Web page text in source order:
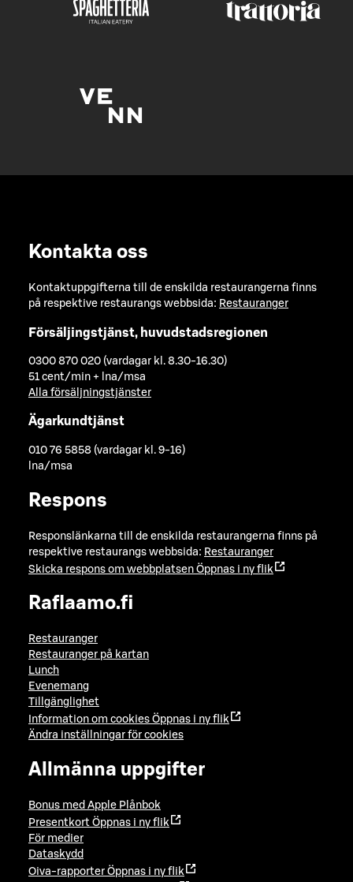
Kontakta oss
Kontaktuppgifterna till de enskilda restaurangerna finns
på respektive restaurangs webbsida: Restauranger
Försäljingstjänst, huvudstadsregionen
0300 870 020 (vardagar kl. 8.30-16.30)
51 cent/min + lna/msa
Alla försäljningstjänster
Ägarkundtjänst
010 76 5858 (vardagar kl. 9-16)
lna/msa
Respons
Responslänkarna till de enskilda restaurangerna finns på
respektive restaurangs webbsida: Restauranger
Skicka respons om webbplatsen Öppnas i ny flik
Raflaamo.fi
Restauranger
Restauranger på kartan
Lunch
Evenemang
Tillgänglighet
Information om cookies Öppnas i ny flik
Ändra inställningar för cookies
Allmänna uppgifter
Bonus med Apple Plånbok
Presentkort Öppnas i ny flik
För medier
Dataskydd
Oiva-rapporter Öppnas i ny flik